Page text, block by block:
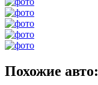
Похожие авто: